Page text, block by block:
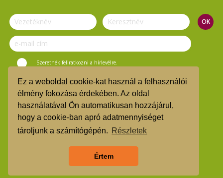
Ez a weboldal cookie-kat használ a felhasználói
élmény fokozása érdekében. Az oldal
használatával Ön automatikusan hozzájárul,
hogy a cookie-ban apró adatmennyiséget
tároljunk a számítógépén. Részletek
Értem
Szeretnék feliratkozni a hírlevélre.
© Vasi Zöld Kosár 2019.
ÁSZF
TMR
Árgarancia